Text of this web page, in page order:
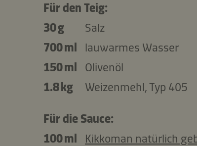
Für den Teig:
30 g
Salz
700 ml
lauwarmes Wasser
150 ml
Olivenöl
1.8 kg
Weizenmehl, Typ 405
Für die Sauce:
100 ml
Kikkoman natürlich